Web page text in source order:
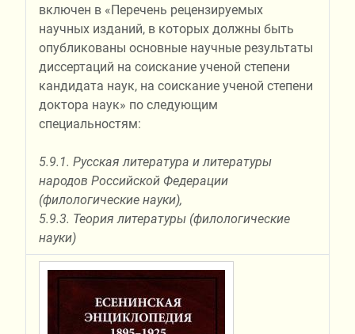
включен в «Перечень рецензируемых
научных изданий, в которых должны быть
опубликованы основные научные результаты
диссертаций на соискание ученой степени
кандидата наук, на соискание ученой степени
доктора наук» по следующим
специальностям:
5.9.1. Русская литература и литературы
народов Российской Федерации
(филологические науки),
5.9.3. Теория литературы (филологические
науки)